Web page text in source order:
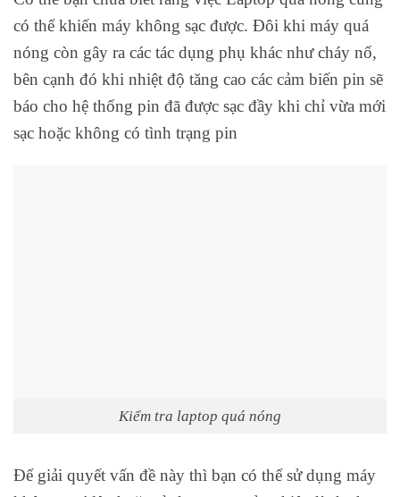
có thể khiến máy không sạc được. Đôi khi máy quá
nóng còn gây ra các tác dụng phụ khác như cháy nổ,
bên cạnh đó khi nhiệt độ tăng cao các cảm biến pin sẽ
báo cho hệ thống pin đã được sạc đầy khi chỉ vừa mới
sạc hoặc không có tình trạng pin
Kiểm tra laptop quá nóng
Để giải quyết vấn đề này thì bạn có thể sử dụng máy